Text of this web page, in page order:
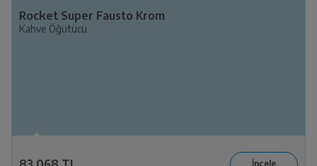
Rocket Super Fausto Krom
Kahve Öğütücü